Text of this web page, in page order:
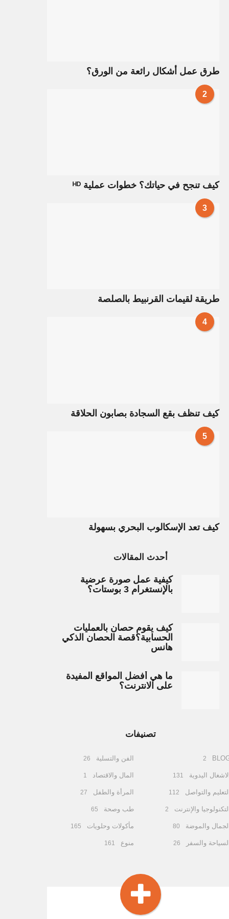
طرق عمل أشكال رائعة من الورق؟
2
كيف تنجح في حياتك؟ خطوات عملية ᴴᴰ
3
طريقة لقيمات القرنبيط بالصلصة
4
كيف تنظف بقع السجادة بصابون الحلاقة
5
كيف تعد الإسكالوب البحري بسهولة
أحدث المقالات
كيفية عمل صورة عرضية
بالإنستغرام 3 بوستات؟
كيف يقوم حصان بالعمليات
الحسابية؟قصة الحصان الذكي
هانس
ما هي أفضل المواقع المفيدة
على الانترنت؟
تصنيفات
2
الاشغال اليدوية 131
التعليم والتواصل 112
التكنولوجيا والإنترنت 2
الجمال والموضة 80
السياحة والسفر 26
الفن والتسلية 26
المال والاقتصاد 1
المرأة والطفل 27
طب وصحة 65
مأكولات وحلويات 165
منوع 161